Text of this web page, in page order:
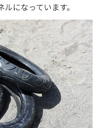
になっています。